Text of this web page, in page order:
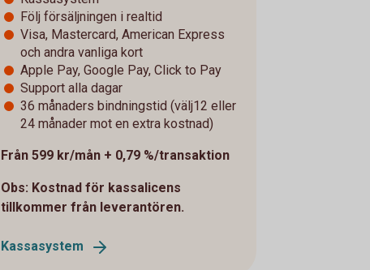
Följ försäljningen i realtid
Visa, Mastercard, American Express
och andra vanliga kort
Apple Pay, Google Pay, Click to Pay
Support alla dagar
36 månaders bindningstid (välj12 eller
24 månader mot en extra kostnad)
Från 599 kr/mån + 0,79 %/transaktion
Obs: Kostnad för kassalicens
tillkommer från leverantören.
Kassasystem